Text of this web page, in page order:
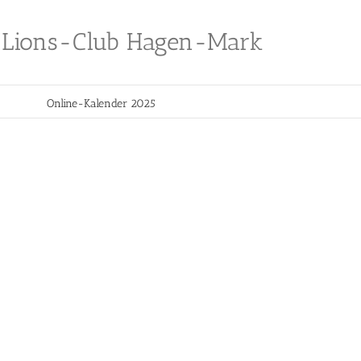
Lions-Club Hagen-Mark
Online-Kalender 2025